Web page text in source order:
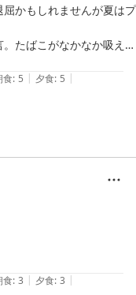
ったです。
きました。
子供が騒いでも大丈夫で
年寄りへの配慮もありま
ホームな雰囲気でかなり
みでなかったこと。
モカや抹茶ラテなど種類
立ての豆ではないので満
は大丈夫だと思います。
かもしれませんが夏はプ
たばこがなかなか吸えな
所もあり、ご迷惑になら
す。館内の造りもシック
ンでオシャレでした。掃
食: 5 | 夕食: 5 |
食: 3 | 夕食: 3 |